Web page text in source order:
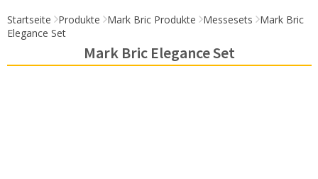
Produkte
Messestände
Startseite Produkte Mark Bric Produkte Messesets
Mark Bric
Elegance Set
Mark Bric Elegance Set